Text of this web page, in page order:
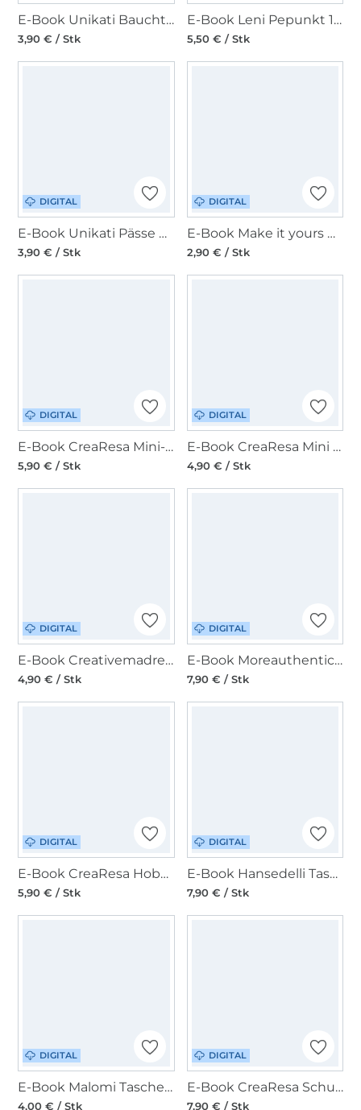
E-Book Unikati Bauchtasche Lana Add on
3,90 € / Stk
E-Book Leni Pepunkt 139 MESSENGER.rucksack
5,50 € / Stk
DIGITAL
E-Book Unikati Pässe Karli
3,90 € / Stk
DIGITAL
E-Book Make it yours Kosmetiktasche Boxy Quilt
2,90 € / Stk
DIGITAL
E-Book CreaResa Mini-Schultertasche Moon Bag Luna
5,90 € / Stk
DIGITAL
E-Book CreaResa Mini Geldbeutel Carlo
4,90 € / Stk
DIGITAL
E-Book Creativemadre Tasche Anesa
4,90 € / Stk
DIGITAL
E-Book Moreauthentic Hobo Bag Rosie
7,90 € / Stk
DIGITAL
E-Book CreaResa Hobo Bag Resa Basic
5,90 € / Stk
DIGITAL
E-Book Hansedelli Tasche & Slingbag Vylba
7,90 € / Stk
DIGITAL
E-Book Malomi Tasche Mila
4,00 € / Stk
DIGITAL
E-Book CreaResa Schultertasche Moon Bag Luna M + L
7,90 € / Stk